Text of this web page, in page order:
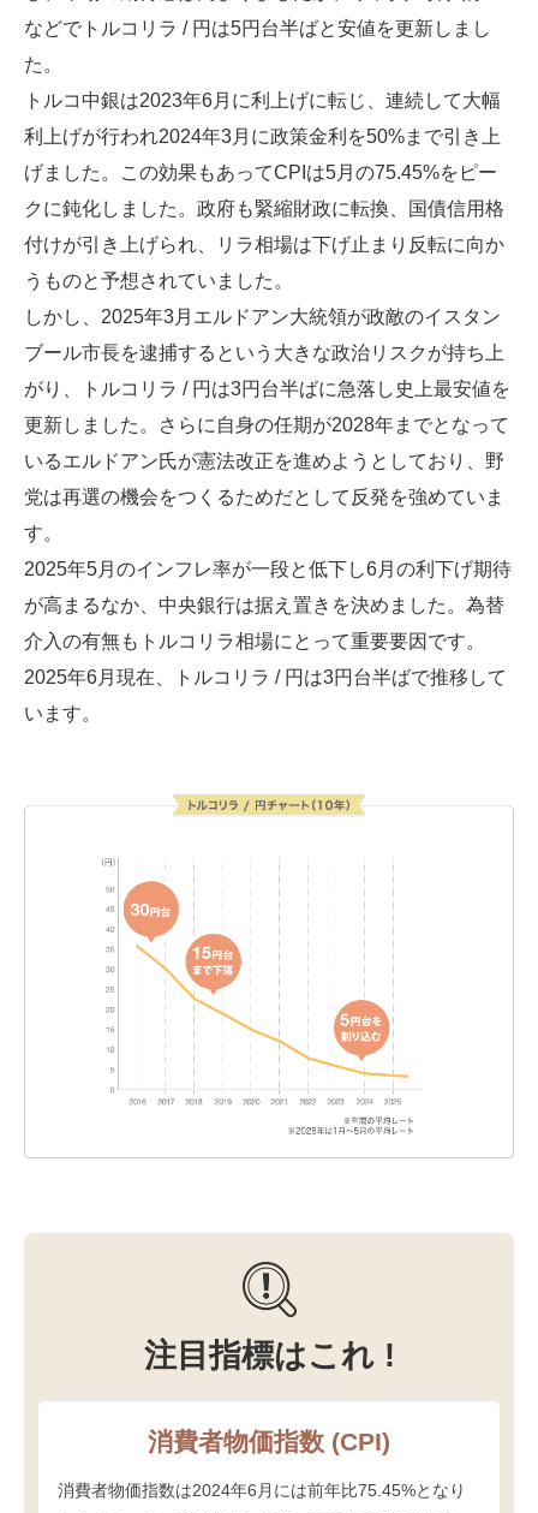
などでトルコリラ / 円は5円台半ばと安値を更新しまし
た。
トルコ中銀は2023年6月に利上げに転じ、連続して大幅
利上げが行われ2024年3月に政策金利を50%まで引き上
げました。この効果もあってCPIは5月の75.45%をピー
クに鈍化しました。政府も緊縮財政に転換、国債信用格
付けが引き上げられ、リラ相場は下げ止まり反転に向か
うものと予想されていました。
しかし、2025年3月エルドアン大統領が政敵のイスタン
ブール市長を逮捕するという大きな政治リスクが持ち上
がり、トルコリラ / 円は3円台半ばに急落し史上最安値を
更新しました。さらに自身の任期が2028年までとなって
いるエルドアン氏が憲法改正を進めようとしており、野
党は再選の機会をつくるためだとして反発を強めていま
す。
2025年5月のインフレ率が一段と低下し6月の利下げ期待
が高まるなか、中央銀行は据え置きを決めました。為替
介入の有無もトルコリラ相場にとって重要要因です。
2025年6月現在、トルコリラ / 円は3円台半ばで推移して
います。
注目指標はこれ !
消費者物価指数 (CPI)
消費者物価指数は2024年6月には前年比75.45%となり